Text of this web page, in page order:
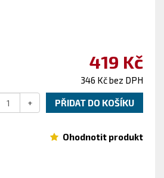
419 Kč
346 Kč bez DPH
PŘIDAT DO KOŠÍKU
+
Ohodnotit produkt